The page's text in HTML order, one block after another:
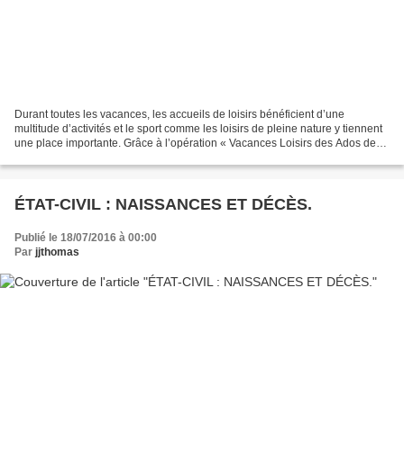
Durant toutes les vacances, les accueils de loisirs bénéficient d’une
multitude d’activités et le sport comme les loisirs de pleine nature y tiennent
une place importante. Grâce à l’opération « Vacances Loisirs des Ados de
ÉTAT-CIVIL : NAISSANCES ET DÉCÈS.
Publié le 18/07/2016 à 00:00
Par jjthomas